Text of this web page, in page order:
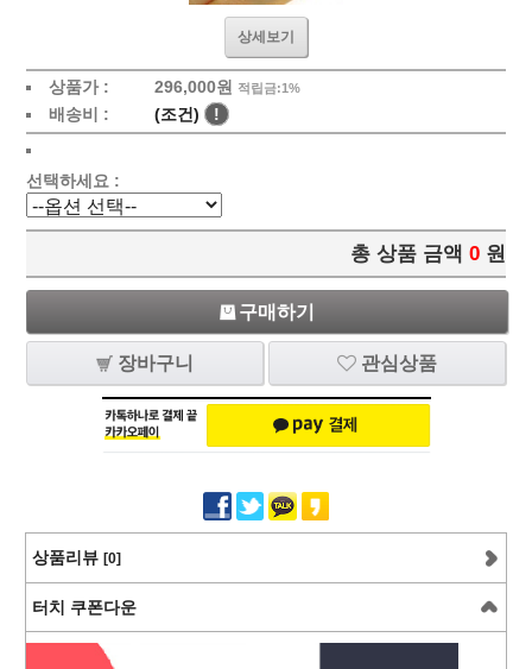
상세보기
상품가 : 296,000원 적립금:1%
배송비 : (조건) !
선택하세요 :
총 상품 금액 0 원
구매하기
장바구니 관심상품
상품리뷰 [0]
터치 쿠폰다운